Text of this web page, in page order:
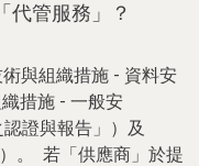
代管服務」？
與組織措施 - 資料安
措施 - 一般安
證與報告」）及
。 若「供應商」於提